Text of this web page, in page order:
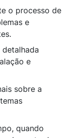
o processo de
e
e
sobre a
quando